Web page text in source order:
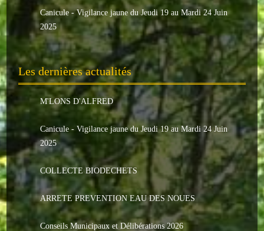
Les comptes rendus
Le personnel communal
L'Echo de Nuaillé
Tarifs et locations
INDISPENSABLES
Nouveaux arrivants
Le PACS
Voter
Canicule - Vigilance jaune du Jeudi 19 au Mardi 24 Juin
2025
Les dernières actualités
M'LONS D'ALFRED
Canicule - Vigilance jaune du Jeudi 19 au Mardi 24 Juin
2025
COLLECTE BIODECHETS
ARRETE PREVENTION EAU DES NOUES
Conseils Municipaux et Délibérations 2026